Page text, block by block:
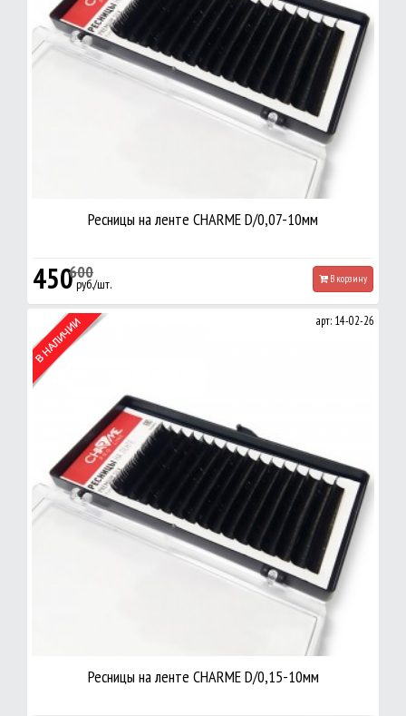
600
Ресницы на ленте CHARME D/0,07-10мм
450руб./шт. В корзину
арт: 14-02-26
Ресницы на ленте CHARME D/0,15-10мм